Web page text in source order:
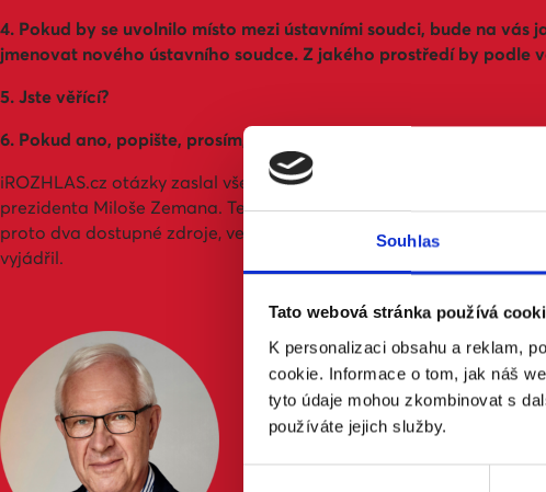
Souhlas
Tato webová stránka používá
K personalizaci obsahu a reklam,
cookie. Informace o tom, jak náš
tyto údaje mohou zkombinovat s
používáte jejich služby.
4. Pokud by se uvolnilo místo mezi ústavními soudci, bude na vás
jmenovat nového ústavního soudce. Z jakého prostředí by podle
5. Jste věřící?
6. Pokud ano, popište, prosím, v tomto ohledu alespoň stručně své
iROZHLAS.cz otázky zaslal všem uchazečům o hradní post včetně
prezidenta Miloše Zemana. Ten se však jako jediný odmítl ankety
proto dva dostupné zdroje, ve kterých se nějakým způsobem k
vyjádřil.
Jiří DrahošBývalý šéf
Je přesvědčen, že registrované
Na první místo staví klasickou
nejlépe uspokojuje zájmy dítěte.